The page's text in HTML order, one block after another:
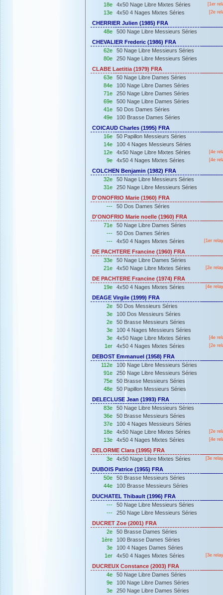
18e 4x50 Nage Libre Mixtes Séries [1er
13e 4x50 4 Nages Mixtes Séries [2e
CHERRIER Julien (1985) FRA
48e
500 Nage Libre Messieurs Séries
CHEVALIER Frederic (1986) FRA
62e
50 Nage Libre Messieurs Séries
80e
250 Nage Libre Messieurs Séries
CLABE Laetitia (1979) FRA
63e
50 Nage Libre Dames Séries
84e
100 Nage Libre Dames Séries
71e
250 Nage Libre Dames Séries
69e
500 Nage Libre Dames Séries
41e
50 Dos Dames Séries
49e
100 Brasse Dames Séries
COICAUD Charles (1995) FRA
16e
50 Papillon Messieurs Séries
14e
100 4 Nages Messieurs Séries
12e
4x50 Nage Libre Mixtes Séries [4e
9e 4x50 4 Nages Mixtes Séries [4e
COLCHEN Benjamin (1982) FRA
32e
50 Nage Libre Messieurs Séries
31e
250 Nage Libre Messieurs Séries
D'ONOFRIO Marie (1960) FRA
---
50 Dos Dames Séries
D'ONOFRIO Marie noelle (1960) FRA
71e
50 Nage Libre Dames Séries
---
50 Dos Dames Séries
---
4x50 4 Nages Mixtes Séries [1er
DE PACHTERE Francine (1960) FRA
33e
50 Nage Libre Dames Séries
21e
4x50 Nage Libre Mixtes Séries [2e
DE PACHTERE Francine (1974) FRA
19e
4x50 4 Nages Mixtes Séries [4e
DEAGE Virgile (1999) FRA
2e
50 Dos Messieurs Séries
3e
100 Dos Messieurs Séries
2e
50 Brasse Messieurs Séries
3e
100 4 Nages Messieurs Séries
3e
4x50 Nage Libre Mixtes Séries [4e
1er 4x50 4 Nages Mixtes Séries [2e
DEBOST Emmanuel (1958) FRA
112e
100 Nage Libre Messieurs Séries
91e
250 Nage Libre Messieurs Séries
75e
50 Brasse Messieurs Séries
48e
50 Papillon Messieurs Séries
DELECLUSE Jean (1993) FRA
83e
50 Nage Libre Messieurs Séries
36e
50 Brasse Messieurs Séries
37e
100 4 Nages Messieurs Séries
18e
4x50 Nage Libre Mixtes Séries [2e
13e 4x50 4 Nages Mixtes Séries [4e
DELORME Clara (1995) FRA
3e
4x50 Nage Libre Mixtes Séries [3e
DUBOIS Patrice (1955) FRA
50e
50 Brasse Messieurs Séries
44e
100 Brasse Messieurs Séries
DUCHATEL Thibault (1996) FRA
---
50 Nage Libre Messieurs Séries
---
250 Nage Libre Messieurs Séries
DUCRET Zoe (2001) FRA
2e
50 Brasse Dames Séries
1ère
100 Brasse Dames Séries
3e
100 4 Nages Dames Séries
1er
4x50 4 Nages Mixtes Séries [3e
DUCREUX Constance (2003) FRA
4e
50 Nage Libre Dames Séries
9e
100 Nage Libre Dames Séries
3e
250 Nage Libre Dames Séries